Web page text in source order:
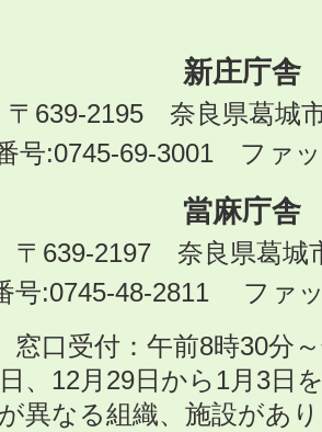
新庄庁舎
〒639-2195 奈良県葛城
号:0745-69-3001 ファ
當麻庁舎
〒639-2197 奈良県葛城
号:0745-48-2811 ファ
窓口受付：午前8時30分
日、12月29日から1月3日
異なる組織、施設があ